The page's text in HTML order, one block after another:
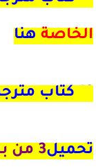
الخاصة هنا
تحميل3 من برامج للرصد الفلكي